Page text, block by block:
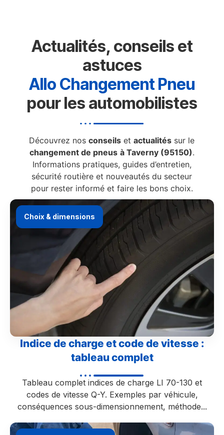
Actualités, conseils et
astuces
Allo Changement Pneu
pour les automobilistes
Découvrez nosconseils etactualités sur le
changement de pneus à Taverny (95150).
Informations pratiques, guides d’entretien,
sécurité routière et nouveautés du secteur
pour rester informé et faire les bons choix.
Choix & dimensions
Indice de charge et code de vitesse :
tableau complet
Tableau complet indices de charge LI 70-130 et
codes de vitesse Q-Y. Exemples par véhicule,
conséquences sous-dimensionnement, méthode...